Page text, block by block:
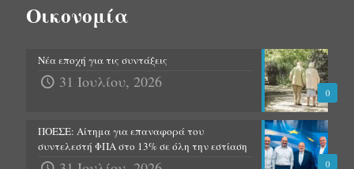
Οικονομία
0
Νέα εποχή για τις συντάξεις
31 Ιουλίου, 2026
0
ΠΟΕΣΕ: Αίτημα για επαναφορά του
συντελεστή ΦΠΑ στο 13% σε όλη την εστίαση